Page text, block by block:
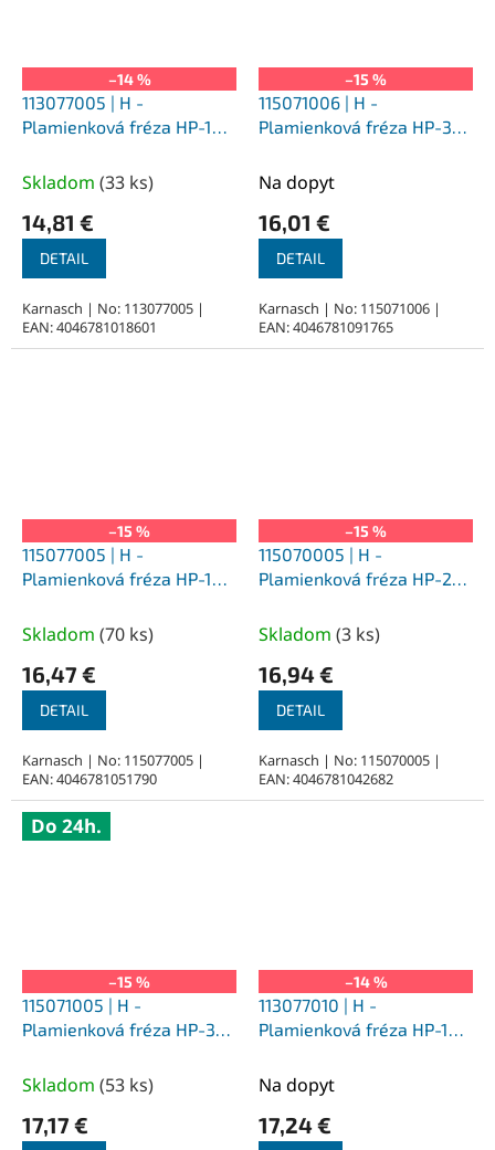
–14 %
113077005 | H -
Plamienková fréza HP-1
nepovlakované
Skladom (33 ks)
14,81 €
DETAIL
Karnasch | No: 113077005 |
EAN: 4046781018601
–15 %
115071006 | H -
Plamienková fréza HP-3
povlakované
Na dopyt
16,01 €
DETAIL
Karnasch | No: 115071006 |
EAN: 4046781091765
–15 %
115077005 | H -
Plamienková fréza HP-1
povlakované
Skladom (70 ks)
16,47 €
DETAIL
Karnasch | No: 115077005 |
EAN: 4046781051790
–15 %
115070005 | H -
Plamienková fréza HP-2
povlakované
Skladom (3 ks)
16,94 €
DETAIL
Karnasch | No: 115070005 |
EAN: 4046781042682
Do 24h.
–15 %
115071005 | H -
Plamienková fréza HP-3
povlakované
Skladom (53 ks)
17,17 €
–14 %
113077010 | H -
Plamienková fréza HP-1
nepovlakované
Na dopyt
17,24 €